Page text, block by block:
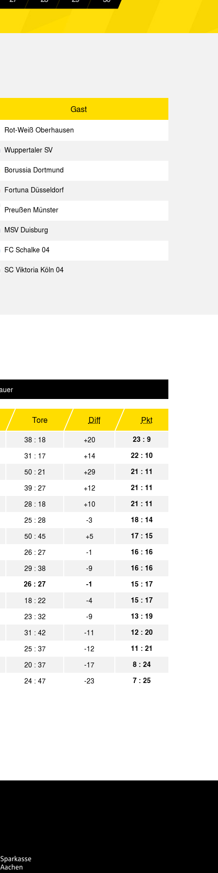
Spielbericht
Spielbericht
04
Spielbericht
Spielbericht
Spielbericht
Spielbericht
Spielbericht
Gast
Rot-Weiß Oberhausen
Wuppertaler SV
Borussia Dortmund
Fortuna Düsseldorf
Preußen Münster
MSV Duisburg
FC Schalke 04
SC Viktoria Köln 04
Tore Diff Pkt
38 : 18 +20 23 : 9
31 : 17 +14 22 : 10
50 : 21 +29 21 : 11
39 : 27 +12 21 : 11
28 : 18 +10 21 : 11
25 : 28 -3 18 : 14
50 : 45 +5 17 : 15
26 : 27 -1 16 : 16
29 : 38 -9
16 : 16
26 : 27 -1 15 : 17
18 : 22 -4 15 : 17
23 : 32 -9 13 : 19
31 : 42 -11 12 : 20
25 : 37 -12 11 : 21
20 : 37 -17 8 : 24
24 : 47 -23 7 : 25